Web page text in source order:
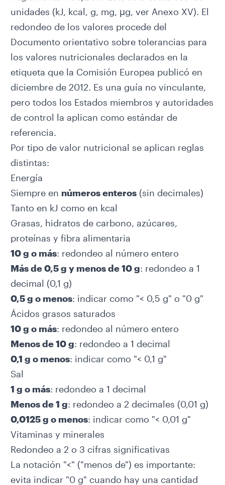
unidades (kJ, kcal, g, mg, μg, ver Anexo XV). El
redondeo de los valores procede del
Documento orientativo sobre tolerancias para
los valores nutricionales declarados en la
etiqueta que la Comisión Europea publicó en
diciembre de 2012. Es una guía no vinculante,
pero todos los Estados miembros y autoridades
de control la aplican como estándar de
referencia.
Por tipo de valor nutricional se aplican reglas
distintas:
Energía
Siempre en números enteros(sin decimales)
Tanto en kJ como en kcal
Grasas, hidratos de carbono, azúcares,
proteínas y fibra alimentaria
10 g o más: redondeo al número entero
Más de 0,5 g y menos de 10 g: redondeo a 1
decimal (0,1 g)
0,5 g o menos: indicar como "< 0,5 g" o "0 g"
Ácidos grasos saturados
10 g o más: redondeo al número entero
Menos de 10 g: redondeo a 1 decimal
0,1 g o menos: indicar como "< 0,1 g"
Sal
1 g o más: redondeo a 1 decimal
Menos de 1 g: redondeo a 2 decimales (0,01 g)
0,0125 g o menos: indicar como "< 0,01 g"
Vitaminas y minerales
Redondeo a 2 o 3 cifras significativas
La notación "<" ("menos de") es importante:
evita indicar "0 g" cuando hay una cantidad